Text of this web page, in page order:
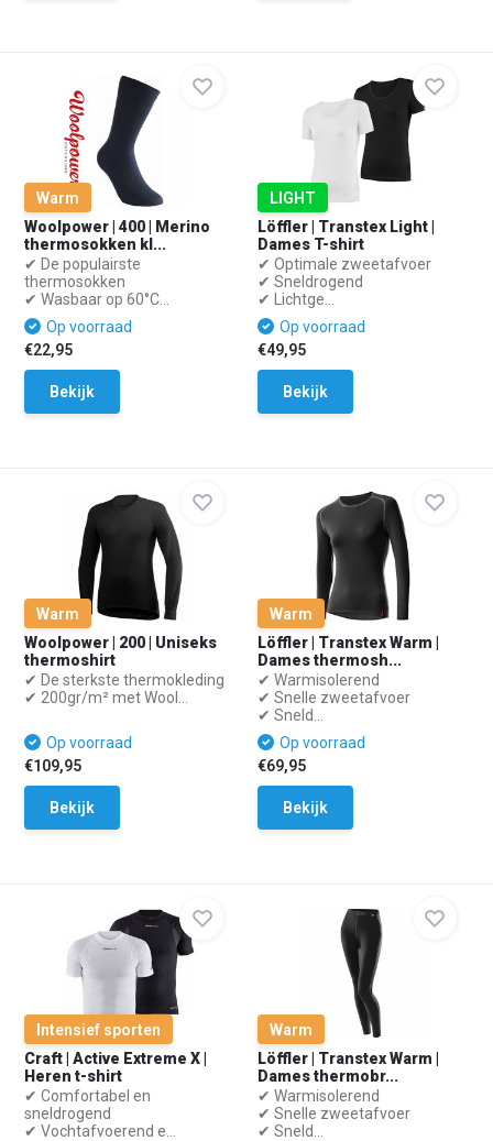
Warm
Woolpower | 400 | Merino
thermosokken kl...
✔ De populairste
thermosokken
✔ Wasbaar op 60°C...
Op voorraad
€22,95
Bekijk
LIGHT
Löffler | Transtex Light |
Dames T-shirt
✔ Optimale zweetafvoer
✔ Sneldrogend
✔ Lichtge...
Op voorraad
€49,95
Bekijk
Warm
Woolpower | 200 | Uniseks
thermoshirt
✔ De sterkste thermokleding
✔ 200gr/m² met Wool...
Op voorraad
€109,95
Bekijk
Warm
Löffler | Transtex Warm |
Dames thermosh...
✔ Warmisolerend
✔ Snelle zweetafvoer
✔ Sneld...
Op voorraad
€69,95
Bekijk
Intensief sporten
Craft | Active Extreme X |
Heren t-shirt
✔ Comfortabel en
sneldrogend
✔ Vochtafvoerend e...
Warm
Löffler | Transtex Warm |
Dames thermobr...
✔ Warmisolerend
✔ Snelle zweetafvoer
✔ Sneld...